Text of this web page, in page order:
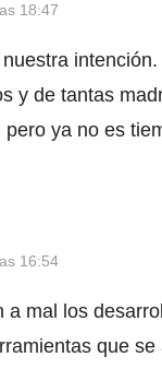
18:47
y de tantas
ya no es
16:54
a mal los
que